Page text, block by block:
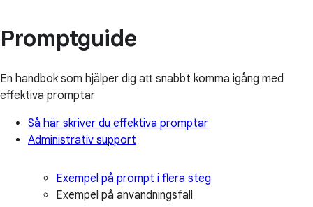
Promptguide
En handbok som hjälper dig att snabbt komma igång med
effektiva promptar
Så här skriver du effektiva promptar
Administrativ support
Exempel på prompt i flera steg
Exempel på användningsfall